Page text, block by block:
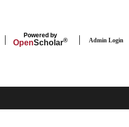
Powered by
OpenScholar® Admin Login